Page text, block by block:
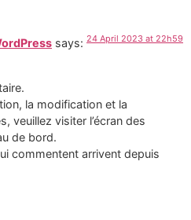
says: 24 April 2023 at 22h59
la modification et la
veuillez visiter l’écran des
de bord.
commentent arrivent depuis